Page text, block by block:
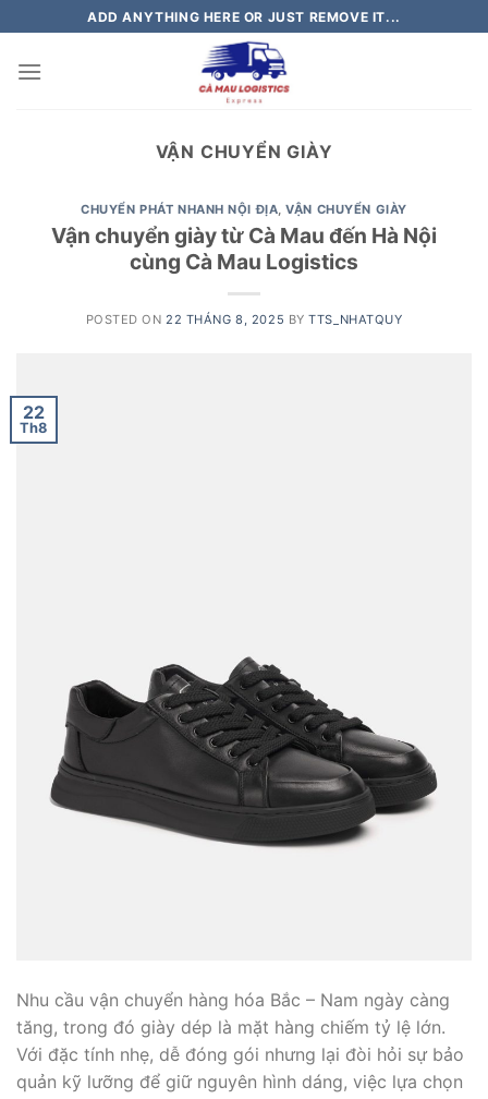
to
content
ADD ANYTHING HERE OR JUST REMOVE IT...
VẬN CHUYỂN GIÀY
CHUYỂN PHÁT NHANH NỘI ĐỊA,VẬN CHUYỂN GIÀY
Vận chuyển giày từ Cà Mau đến Hà Nội
cùng Cà Mau Logistics
POSTED ON 22 THÁNG 8, 2025 BYTTS_NHATQUY
22
Th8
Nhu cầu vận chuyển hàng hóa Bắc – Nam ngày càng
tăng, trong đó giày dép là mặt hàng chiếm tỷ lệ lớn.
Với đặc tính nhẹ, dễ đóng gói nhưng lại đòi hỏi sự bảo
quản kỹ lưỡng để giữ nguyên hình dáng, việc lựa chọn